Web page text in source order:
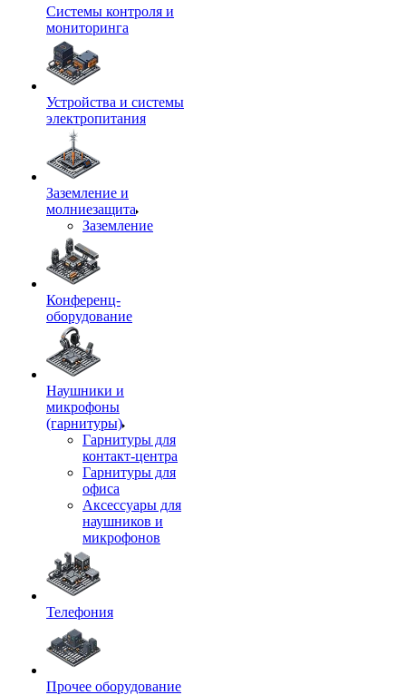
Системы контроля и
мониторинга
Устройства и системы
электропитания
Заземление и
молниезащита
Заземление
Конференц-
оборудование
Наушники и
микрофоны
(гарнитуры)
Гарнитуры для
контакт-центра
Гарнитуры для
офиса
Аксессуары для
наушников и
микрофонов
Телефония
Прочее оборудование